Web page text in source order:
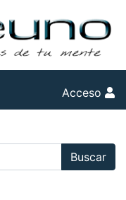
Acceso
Buscar